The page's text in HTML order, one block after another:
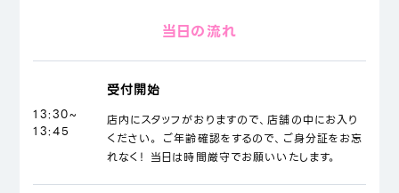
当日の流れ
13:30~
13:45
受付開始
店内にスタッフがおりますので、店舗の中にお入り
ください。 ご年齢確認をするので、ご身分証をお忘
れなく！ 当日は時間厳守でお願いいたします。